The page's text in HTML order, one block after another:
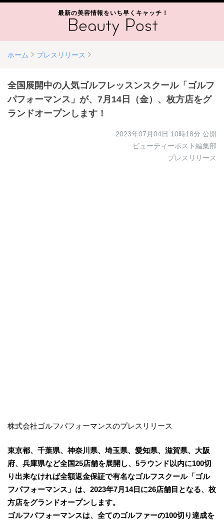
最新の美容情報をいち早くキャッチ！
ホーム プレスリリース
全国展開中の人気ゴルフレッスンスクール「ゴルフ
パフォーマンス」が、7月14日（金）、枚方店をグ
ランドオープンします！
2023年07月04日 10時18分 公開
ビューティーポスト編集部
プレスリリース
株式会社ゴルフパフォーマンスのプレスリリース
東京都、千葉県、神奈川県、埼玉県、愛知県、滋賀県、大阪
府、兵庫県など全国25店舗を展開し、5ラウンド以内に100切
り出来なければ全額返金保証で有名なゴルフスクール「ゴル
フパフォーマンス」は、2023年7月14日に26店舗目となる、枚
方店をグランドオープンします。
ゴルフパフォーマンスは、全てのゴルファーの100切り達成を